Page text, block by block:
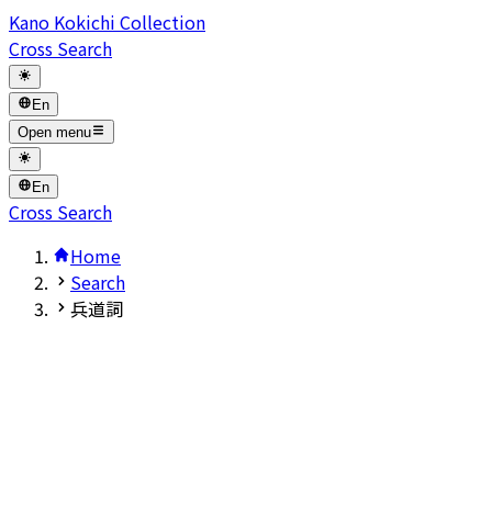
Kano Kokichi Collection
Cross Search
En
Open menu
En
Cross Search
Home
Search
兵道詞